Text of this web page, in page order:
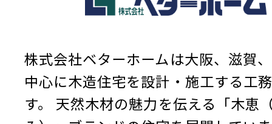
株式会社ベターホームは大阪、滋賀
中心に木造住宅を設計・施工する工
す。
天然木材の魅力を伝える「木恵